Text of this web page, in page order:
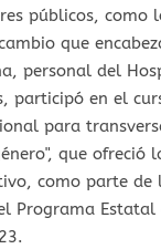
públicos, como
que
personal del
participó en el
para
que ofreció
como parte de
Programa Estatal